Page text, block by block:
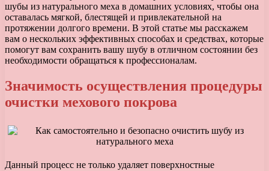
шубы из натурального меха в домашних условиях, чтобы она
оставалась мягкой, блестящей и привлекательной на
протяжении долгого времени. В этой статье мы расскажем
вам о нескольких эффективных способах и средствах, которые
помогут вам сохранить вашу шубу в отличном состоянии без
необходимости обращаться к профессионалам.
Значимость осуществления процедуры
очистки мехового покрова
Данный процесс не только удаляет поверхностные